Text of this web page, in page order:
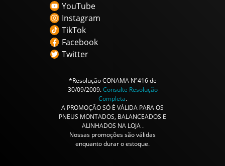
YouTube
Instagram
TikTok
Facebook
Twitter
*Resolução CONAMA Nº416 de
30/09/2009.Consulte Resolução
Completa.
A PROMOÇÃO SÓ É VÁLIDA PARA OS
PNEUS MONTADOS, BALANCEADOS E
ALINHADOS NA LOJA .
Nossas promoções são válidas
enquanto durar o estoque.